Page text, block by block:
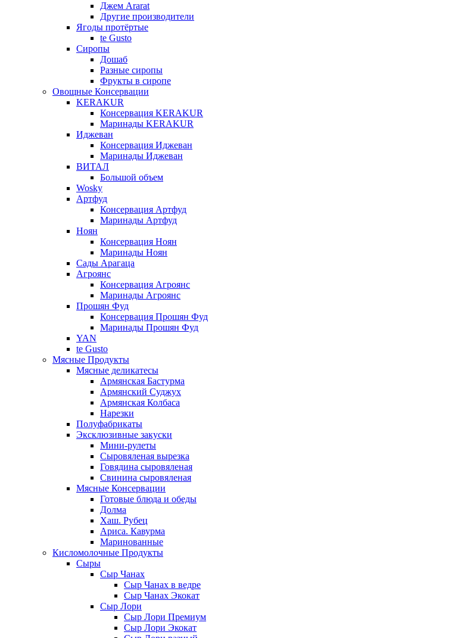
Джем Ararat
Другие производители
Ягоды протёртые
te Gusto
Сиропы
Дошаб
Разные сиропы
Фрукты в сиропе
Овощные Консервации
KERAKUR
Консервация KERAKUR
Маринады KERAKUR
Иджеван
Консервация Иджеван
Маринады Иджеван
ВИТАЛ
Большой объем
Wosky
Артфуд
Консервация Артфуд
Маринады Артфуд
Ноян
Консервация Ноян
Маринады Ноян
Сады Арагаца
Агроянс
Консервация Агроянс
Маринады Агроянс
Прошян Фуд
Консервация Прошян Фуд
Маринады Прошян Фуд
YAN
te Gusto
Мясные Продукты
Мясные деликатесы
Армянская Бастурма
Армянский Суджух
Армянская Колбаса
Нарезки
Полуфабрикаты
Эксклюзивные закуски
Мини-рулеты
Сыровяленая вырезка
Говядина сыровяленая
Свинина сыровяленая
Мясные Консервации
Готовые блюда и обеды
Долма
Хаш. Рубец
Ариса. Кавурма
Маринованные
Кисломолочные Продукты
Сыры
Сыр Чанах
Сыр Чанах в ведре
Сыр Чанах Экокат
Сыр Лори
Сыр Лори Премиум
Сыр Лори Экокат